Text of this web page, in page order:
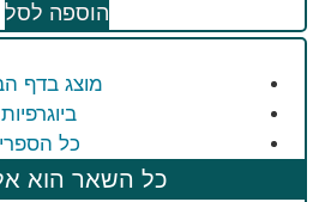
הוספה לסל
מוצג בדף
ביוגרפיות
כל
כל השאר הוא